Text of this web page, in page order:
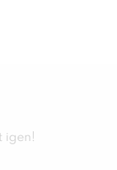
igen!